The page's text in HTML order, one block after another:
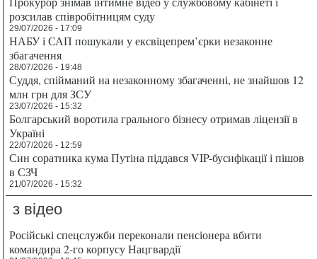
розсилав співробітницям суду
29/07/2026 - 17:09
НАБУ і САП пошукали у ексвіцепрем’єрки незаконне
збагачення
28/07/2026 - 19:48
Суддя, спійманий на незаконному збагаченні, не знайшов 12
млн грн для ЗСУ
23/07/2026 - 15:32
Болгарський воротила грального бізнесу отримав ліцензії в
Україні
22/07/2026 - 12:59
Син соратника кума Путіна піддався VIP-бусифікації і пішов
в СЗЧ
21/07/2026 - 15:32
з відео
Російські спецслужби переконали пенсіонера вбити
командира 2-го корпусу Нацгвардії